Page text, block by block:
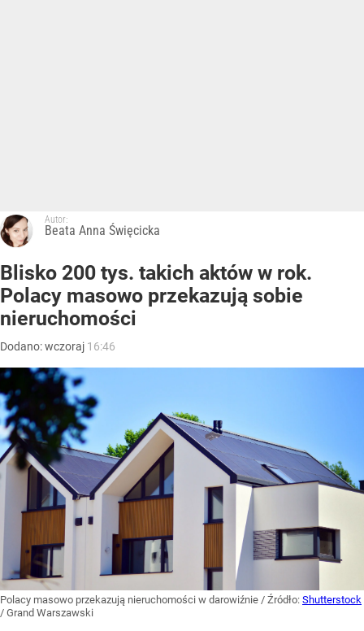
Autor:
Beata Anna Święcicka
Blisko 200 tys. takich aktów w rok.
Polacy masowo przekazują sobie
nieruchomości
Dodano:wczoraj 16:46
Polacy masowo przekazują nieruchomości w darowiźnie / Źródło: Shutterstock
/ Grand Warszawski